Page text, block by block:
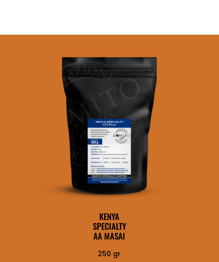
KENYA
SPECIALTY
AA MASAI
250 gr